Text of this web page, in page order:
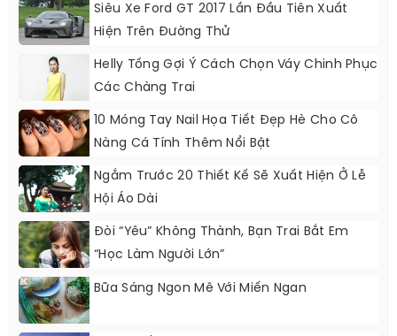
Siêu Xe Ford GT 2017 Lần Đầu Tiên Xuất
Hiện Trên Đường Thử
Helly Tống Gợi Ý Cách Chọn Váy Chinh Phục
Các Chàng Trai
10 Móng Tay Nail Họa Tiết Đẹp Hè Cho Cô
Nàng Cá Tính Thêm Nổi Bật
Ngắm Trước 20 Thiết Kế Sẽ Xuất Hiện Ở Lễ
Hội Áo Dài
Đòi “yêu” Không Thành, Bạn Trai Bắt Em
“học Làm Người Lớn”
Bữa Sáng Ngon Mê Với Miến Ngan